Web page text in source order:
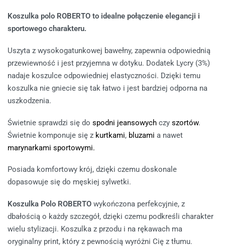
Koszulka polo ROBERTO to idealne połączenie elegancji i
sportowego charakteru.
Uszyta z wysokogatunkowej bawełny, zapewnia odpowiednią
przewiewność i jest przyjemna w dotyku. Dodatek Lycry (3%)
nadaje koszulce odpowiedniej elastyczności. Dzięki temu
koszulka nie gniecie się tak łatwo i jest bardziej odporna na
uszkodzenia.
Świetnie sprawdzi się do spodni jeansowych czy szortów.
Świetnie komponuje się z kurtkami, bluzami a nawet
marynarkami sportowymi.
Posiada komfortowy krój, dzięki czemu doskonale
dopasowuje się do męskiej sylwetki.
Koszulka Polo ROBERTO wykończona perfekcyjnie, z
dbałością o każdy szczegół, dzięki czemu podkreśli charakter
wielu stylizacji. Koszulka z przodu i na rękawach ma
oryginalny print, który z pewnością wyróżni Cię z tłumu.